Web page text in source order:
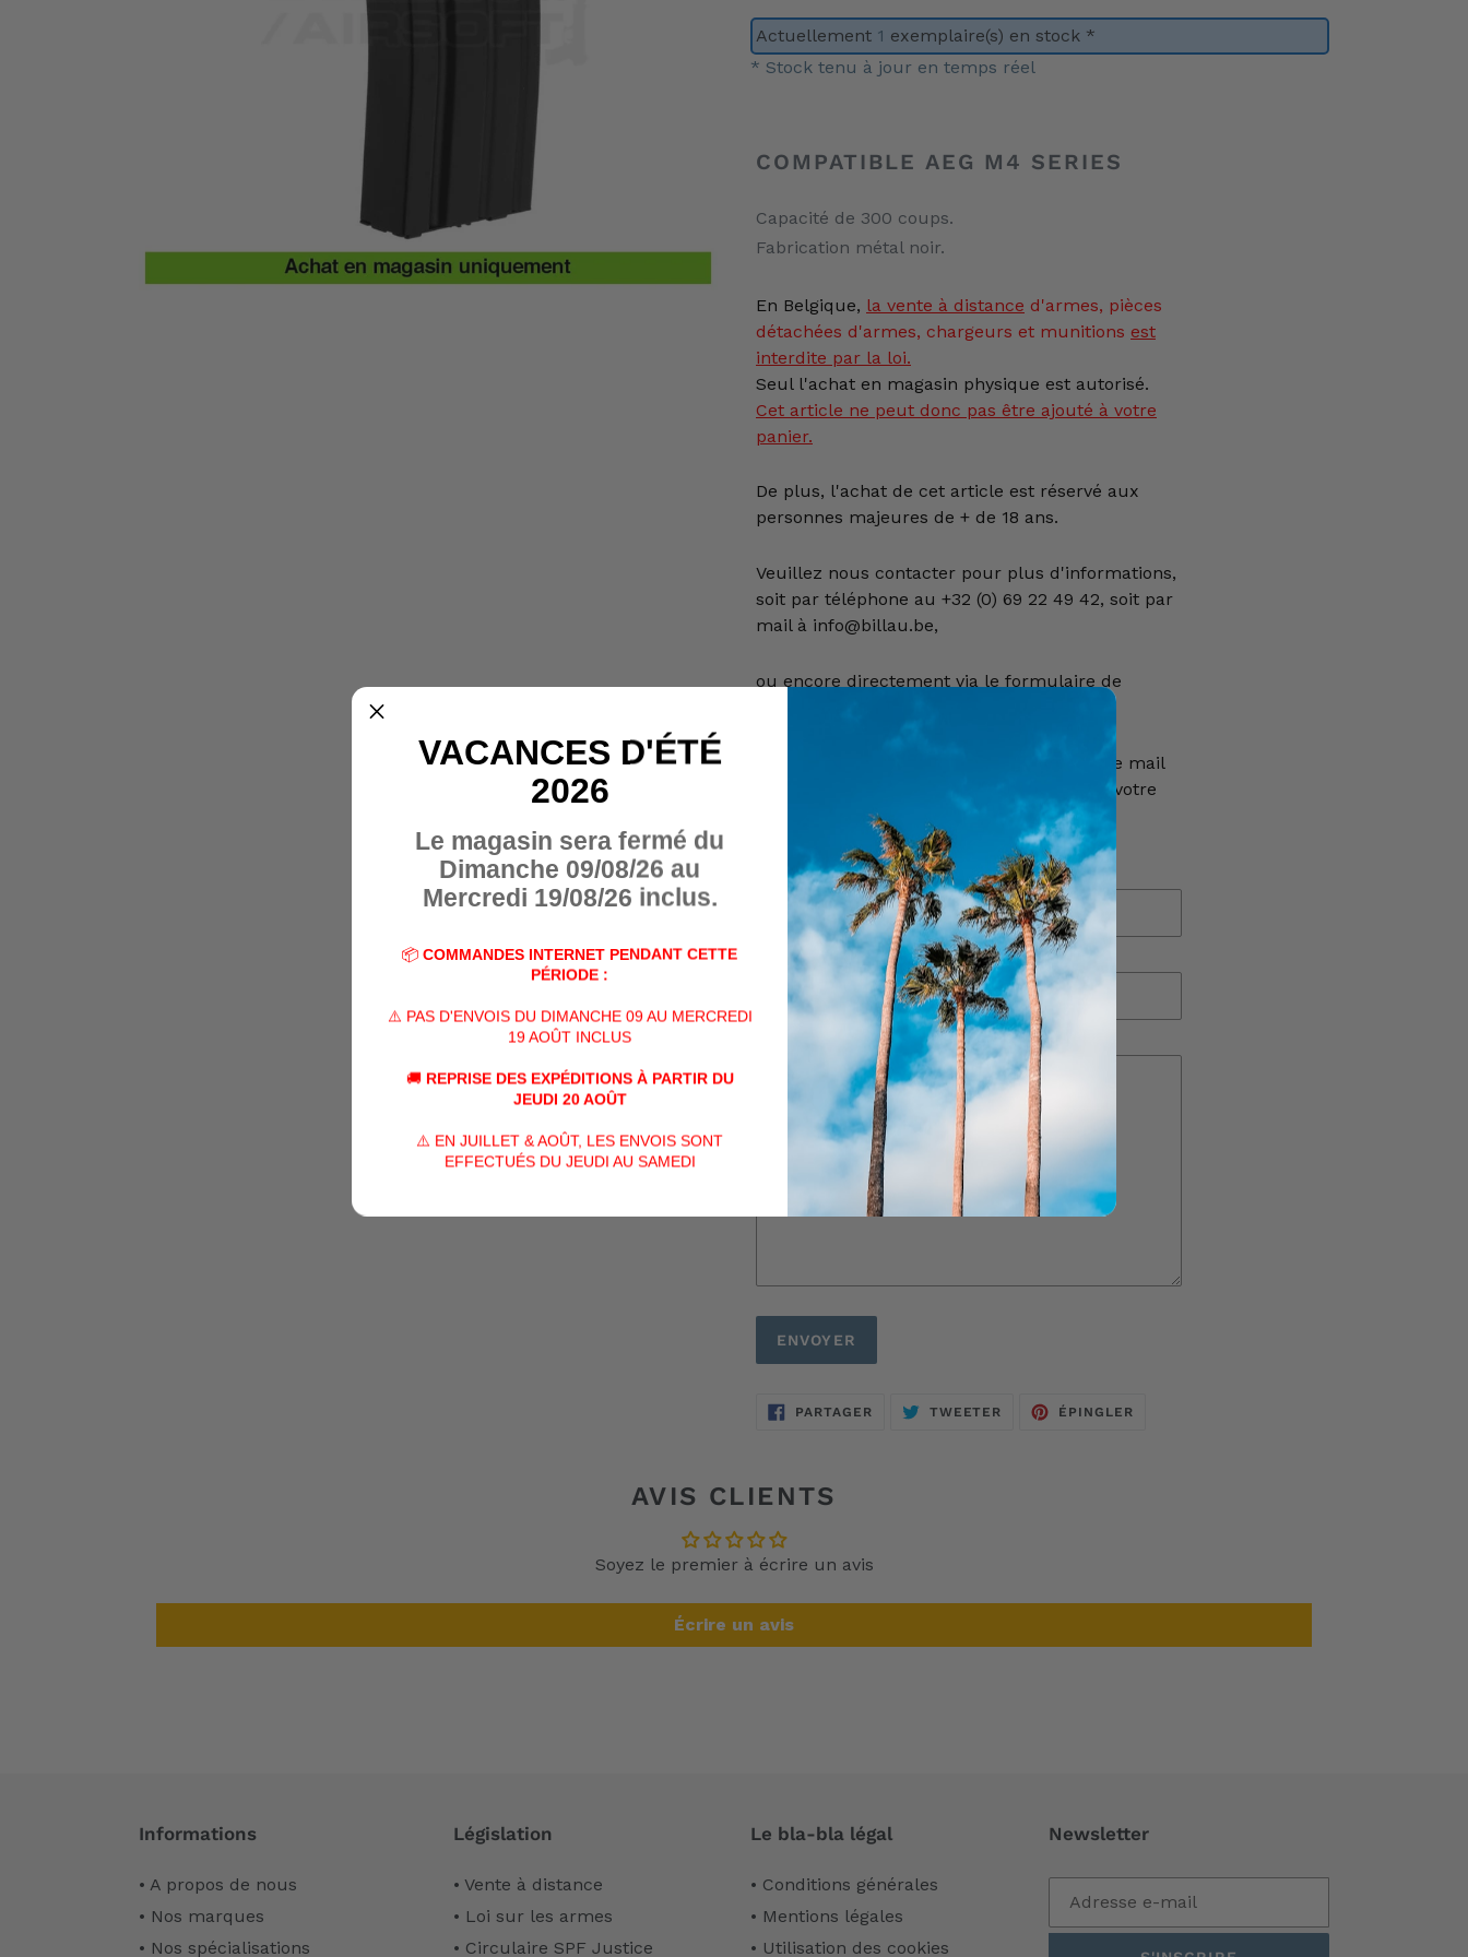
Actuellement 1 exemplaire(s) en stock *
* Stock tenu à jour en temps réel
d'un
votre
panier
COMPATIBLE AEG M4 SERIES
Capacité de 300 coups.
Fabrication métal noir.
En Belgique, la vente à distance d'armes, pièces
détachées d'armes, chargeurs et munitions est
interdite par la loi.
Seul l'achat en magasin physique est autorisé.
Cet article ne peut donc pas être ajouté à votre
panier.
De plus, l'achat de cet article est réservé aux
personnes majeures de + de 18 ans.
Veuillez nous contacter pour plus d'informations,
soit par téléphone au +32 (0) 69 22 49 42, soit par
mail à info@billau.be,
ou encore directement via le formulaire de
(Si vous n'avez pas reçu de réponse à votre mail
ou formulaire de contact, veuillez vérifier votre
dossier "spams")
Nom E-mail*
Numéro de téléphone
PARTAGERPARTAGER
SUR
TWEETER TWEETERÉPINGLER
AVIS CLIENTS
Soyez le premier à écrire un avis
Écrire un avis
Informations
• A propos de nous
• Nos marques
• Nos spécialisations
Législation
• Vente à distance
• Loi sur les armes
• Circulaire SPF Justice
Le bla-bla légal
• Conditions générales
• Mentions légales
• Utilisation des cookies
Newsletter
VACANCES D'ÉTÉ
2026
Le magasin sera fermé du
Dimanche 09/08/26 au
Mercredi 19/08/26 inclus.
📦 COMMANDES INTERNET PENDANT CETTE
PÉRIODE :
⚠️ PAS D'ENVOIS DU DIMANCHE 09 AU MERCREDI
19 AOÛT INCLUS
🚚 REPRISE DES EXPÉDITIONS À PARTIR DU
JEUDI 20 AOÛT
⚠️ EN JUILLET & AOÛT, LES ENVOIS SONT
EFFECTUÉS DU JEUDI AU SAMEDI